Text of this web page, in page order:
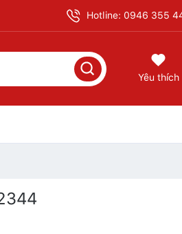
Hotline: 0946 355
Yêu thích